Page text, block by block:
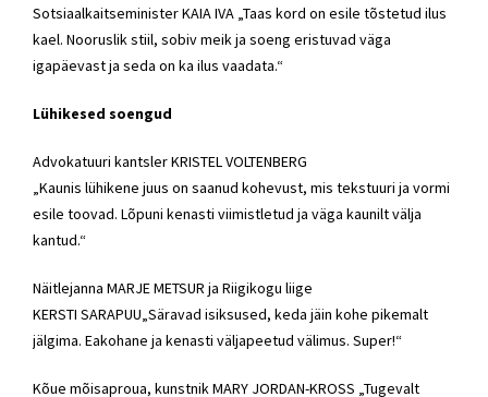
Sotsiaalkaitseminister KAIA IVA „Taas kord on esile tõstetud ilus
kael. Nooruslik stiil, sobiv meik ja soeng eristuvad väga
igapäevast ja seda on ka ilus vaadata.“
Lühikesed soengud
Advokatuuri kantsler KRISTEL VOLTENBERG
„Kaunis lühikene juus on saanud kohevust, mis tekstuuri ja vormi
esile toovad. Lõpuni kenasti viimistletud ja väga kaunilt välja
kantud.“
Näitlejanna MARJE METSUR ja Riigikogu liige
KERSTI SARAPUU„Säravad isiksused, keda jäin kohe pikemalt
jälgima. Eakohane ja kenasti väljapeetud välimus. Super!“
Kõue mõisaproua, kunstnik MARY JORDAN-KROSS „Tugevalt